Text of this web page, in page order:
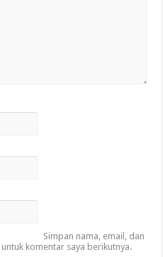
Simpan nama, email, dan
komentar saya berikutnya.